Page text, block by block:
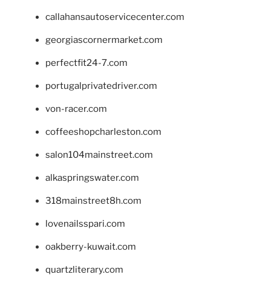
callahansautoservicecenter.com
georgiascornermarket.com
perfectfit24-7.com
portugalprivatedriver.com
von-racer.com
coffeeshopcharleston.com
salon104mainstreet.com
alkaspringswater.com
318mainstreet8h.com
lovenailsspari.com
oakberry-kuwait.com
quartzliterary.com